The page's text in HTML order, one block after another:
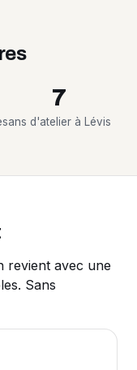
7
ans d'atelier à Lévis
revient avec une
Sans